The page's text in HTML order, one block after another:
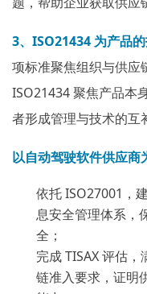
3、ISO21434 为产品
项标准聚焦组织与供应
ISO21434 聚焦产品本
者形成管理与技术的互
以自动驾驶软件供应商
依托 ISO27001，
息安全管理体系，
全；
完成 TISAX 评估
链准入要求，证明